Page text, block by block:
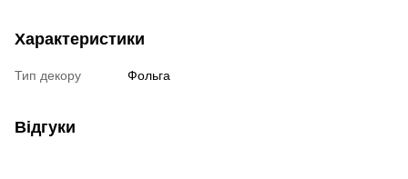
Характеристики
Тип декору Фольга
Відгуки